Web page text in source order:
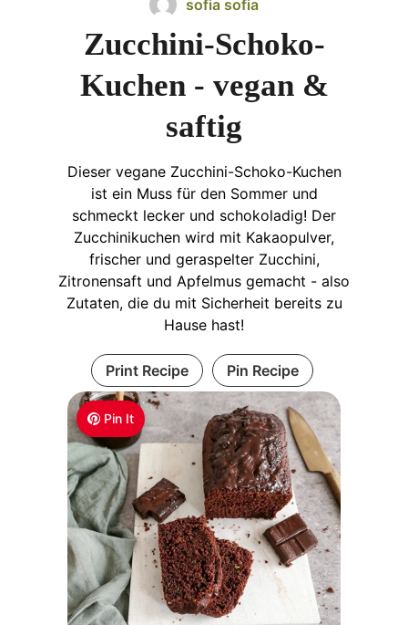
Pin It
sofia sofia
Zucchini-Schoko-
Kuchen - vegan &
saftig
Dieser vegane Zucchini-Schoko-Kuchen
ist ein Muss für den Sommer und
schmeckt lecker und schokoladig! Der
Zucchinikuchen wird mit Kakaopulver,
frischer und geraspelter Zucchini,
Zitronensaft und Apfelmus gemacht - also
Zutaten, die du mit Sicherheit bereits zu
Hause hast!
Print Recipe Pin Recipe